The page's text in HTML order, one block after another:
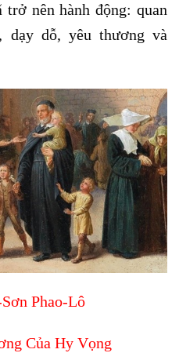
nên hành động: quan
dạy dỗ, yêu thương và
Phao-Lô
Của Hy Vọng